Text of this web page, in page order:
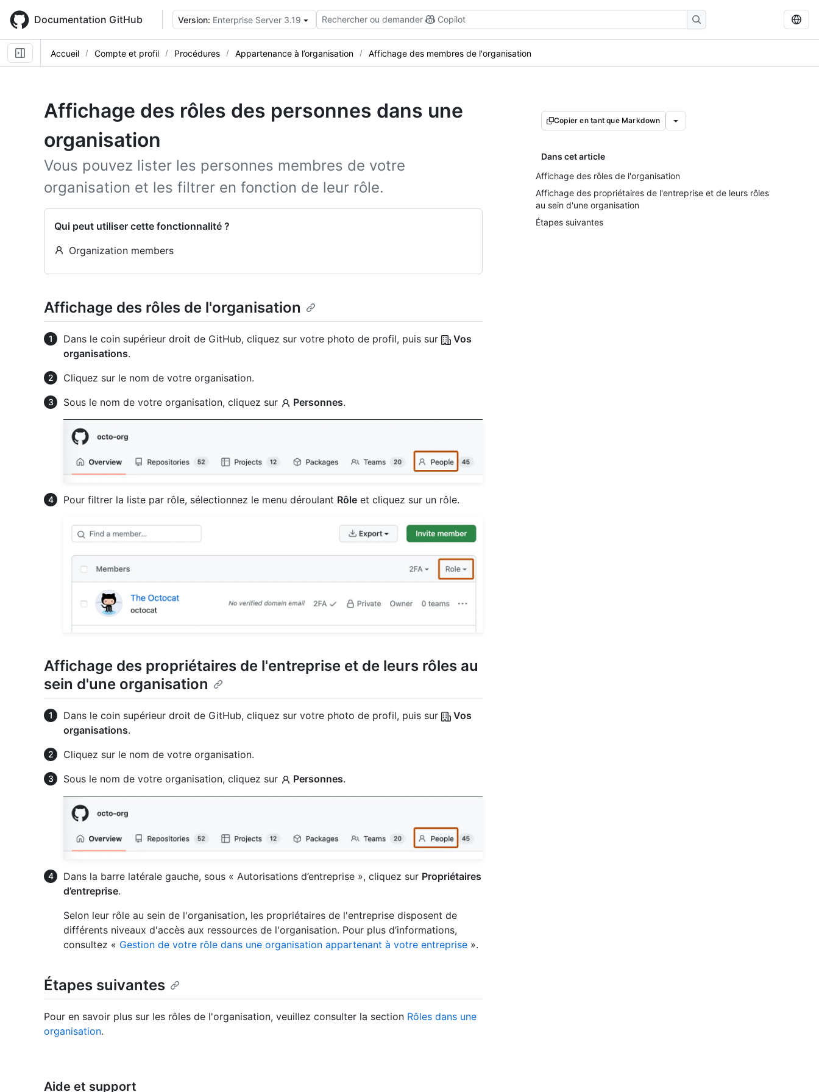
main
content
Documentation GitHub Version: Enterprise Server 3.19 Rechercher ou demander Copilot
Accueil Compte et profil Procédures Appartenance à l’organisation Affichage des membres de l'organisation
Affichage des rôles des personnes dans une
organisation
Vous pouvez lister les personnes membres de votre
organisation et les filtrer en fonction de leur rôle.
Qui peut utiliser cette fonctionnalité ?
Organization members
Copier en tant que Markdown
Dans cet article
Affichage des rôles de l'organisation
Affichage des propriétaires de l'entreprise et de leurs rôles
au sein d'une organisation
Étapes suivantes
Affichage des rôles de l'organisation
Dans le coin supérieur droit de GitHub, cliquez sur votre photo de profil, puis sur
Vos
organisations.
Cliquez sur le nom de votre organisation.
Sous le nom de votre organisation, cliquez sur
Personnes.
Pour filtrer la liste par rôle, sélectionnez le menu déroulant Rôle et cliquez sur un rôle.
Affichage des propriétaires de l'entreprise et de leurs rôles au
sein d'une organisation
Dans le coin supérieur droit de GitHub, cliquez sur votre photo de profil, puis sur
Vos
organisations.
Cliquez sur le nom de votre organisation.
Sous le nom de votre organisation, cliquez sur
Personnes.
Dans la barre latérale gauche, sous « Autorisations d’entreprise », cliquez sur Propriétaires
d’entreprise.
Selon leur rôle au sein de l'organisation, les propriétaires de l'entreprise disposent de
différents niveaux d'accès aux ressources de l'organisation. Pour plus d’informations,
consultez « Gestion de votre rôle dans une organisation appartenant à votre entreprise ».
Étapes suivantes
Pour en savoir plus sur les rôles de l'organisation, veuillez consulter la section Rôles dans une
organisation.
Aide et support